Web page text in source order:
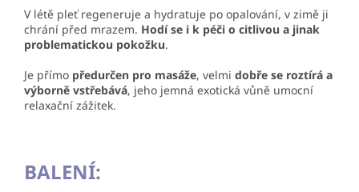
V létě pleť regeneruje a hydratuje po opalování, v zimě ji
chrání před mrazem. Hodí se i k péči o citlivou a jinak
problematickou pokožku.
Je přímo předurčen pro masáže, velmi dobře se roztírá a
výborně vstřebává, jeho jemná exotická vůně umocní
relaxační zážitek.
BALENÍ: